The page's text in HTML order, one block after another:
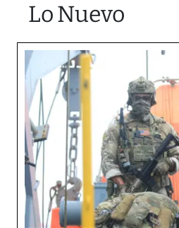
Lo Nuevo